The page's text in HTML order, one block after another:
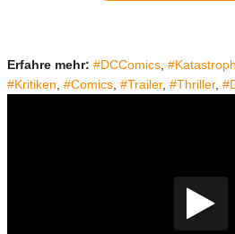
Erfahre mehr: #DCComics,
#Kritiken, #Comics, #Trailer, #Thriller,